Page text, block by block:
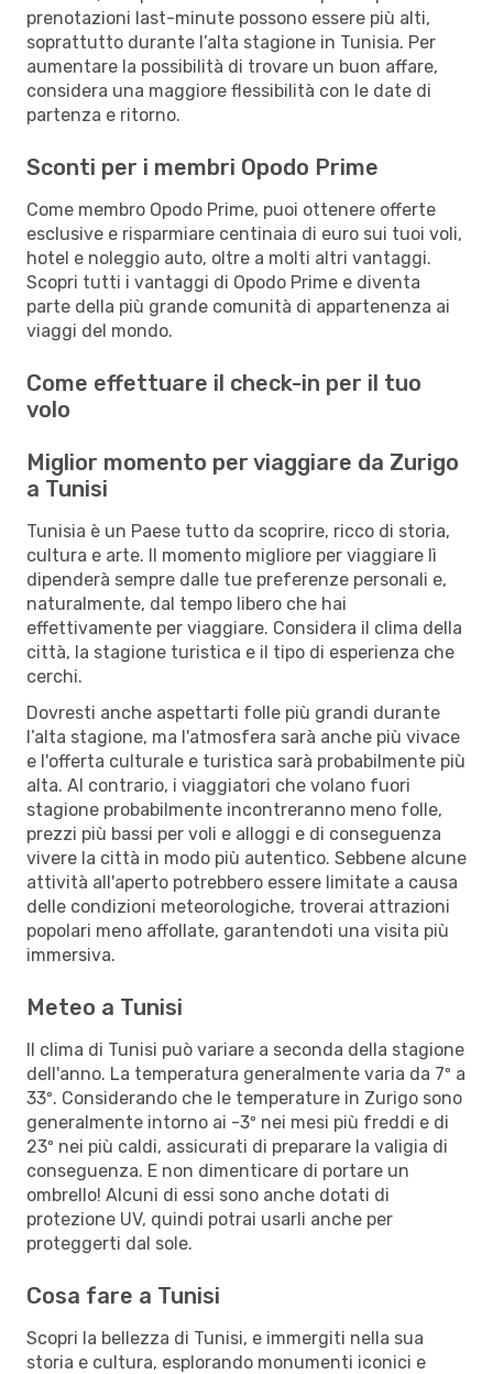
prenotazioni last-minute possono essere più alti,
soprattutto durante l’alta stagione in Tunisia. Per
aumentare la possibilità di trovare un buon affare,
considera una maggiore flessibilità con le date di
partenza e ritorno.
Sconti per i membri Opodo Prime
Come membro Opodo Prime, puoi ottenere offerte
esclusive e risparmiare centinaia di euro sui tuoi voli,
hotel e noleggio auto, oltre a molti altri vantaggi.
Scopri tutti i vantaggi di Opodo Prime e diventa
parte della più grande comunità di appartenenza ai
viaggi del mondo.
Come effettuare il check-in per il tuo
volo
Miglior momento per viaggiare da Zurigo
a Tunisi
Tunisia è un Paese tutto da scoprire, ricco di storia,
cultura e arte. Il momento migliore per viaggiare lì
dipenderà sempre dalle tue preferenze personali e,
naturalmente, dal tempo libero che hai
effettivamente per viaggiare. Considera il clima della
città, la stagione turistica e il tipo di esperienza che
cerchi.
Dovresti anche aspettarti folle più grandi durante
l’alta stagione, ma l'atmosfera sarà anche più vivace
e l'offerta culturale e turistica sarà probabilmente più
alta. Al contrario, i viaggiatori che volano fuori
stagione probabilmente incontreranno meno folle,
prezzi più bassi per voli e alloggi e di conseguenza
vivere la città in modo più autentico. Sebbene alcune
attività all'aperto potrebbero essere limitate a causa
delle condizioni meteorologiche, troverai attrazioni
popolari meno affollate, garantendoti una visita più
immersiva.
Meteo a Tunisi
Il clima di Tunisi può variare a seconda della stagione
dell'anno. La temperatura generalmente varia da 7º a
33º. Considerando che le temperature in Zurigo sono
generalmente intorno ai -3º nei mesi più freddi e di
23º nei più caldi, assicurati di preparare la valigia di
conseguenza. E non dimenticare di portare un
ombrello! Alcuni di essi sono anche dotati di
protezione UV, quindi potrai usarli anche per
proteggerti dal sole.
Cosa fare a Tunisi
Scopri la bellezza di Tunisi, e immergiti nella sua
storia e cultura, esplorando monumenti iconici e